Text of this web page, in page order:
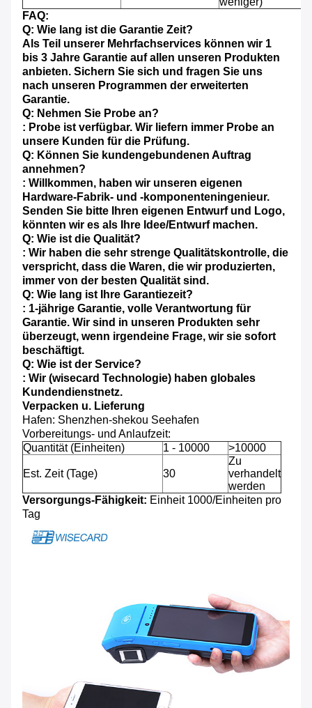
FAQ:
Q: Wie lang ist die Garantie Zeit?
Als Teil unserer Mehrfachservices können wir 1
bis 3 Jahre Garantie auf allen unseren Produkten
anbieten. Sichern Sie sich und fragen Sie uns
nach unseren Programmen der erweiterten
Garantie.
Q: Nehmen Sie Probe an?
: Probe ist verfügbar. Wir liefern immer Probe an
unsere Kunden für die Prüfung.
Q: Können Sie kundengebundenen Auftrag
annehmen?
: Willkommen, haben wir unseren eigenen
Hardware-Fabrik- und -komponenteningenieur.
Senden Sie bitte Ihren eigenen Entwurf und Logo,
könnten wir es als Ihre Idee/Entwurf machen.
Q: Wie ist die Qualität?
: Wir haben die sehr strenge Qualitätskontrolle, die
verspricht, dass die Waren, die wir produzierten,
immer von der besten Qualität sind.
Q: Wie lang ist Ihre Garantiezeit?
: 1-jährige Garantie, volle Verantwortung für
Garantie. Wir sind in unseren Produkten sehr
überzeugt, wenn irgendeine Frage, wir sie sofort
beschäftigt.
Q: Wie ist der Service?
: Wir (wisecard Technologie) haben globales
Kundendienstnetz.
Verpacken u. Lieferung
Hafen: Shenzhen-shekou Seehafen
Vorbereitungs- und Anlaufzeit:
Quantität (Einheiten)
1 - 10000 >10000
Est. Zeit (Tage) 30
Zu
verhandelt
werden
Versorgungs-Fähigkeit: Einheit 1000/Einheiten pro
Tag